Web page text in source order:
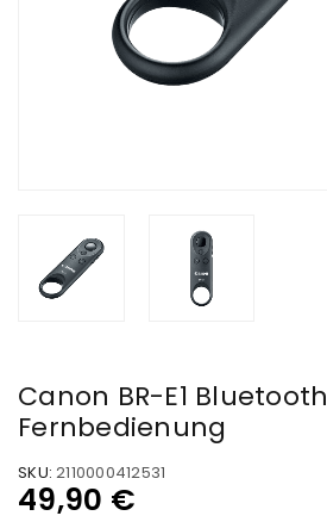
Canon BR-E1 Bluetooth
Fernbedienung
SKU: 2110000412531
49,90 €